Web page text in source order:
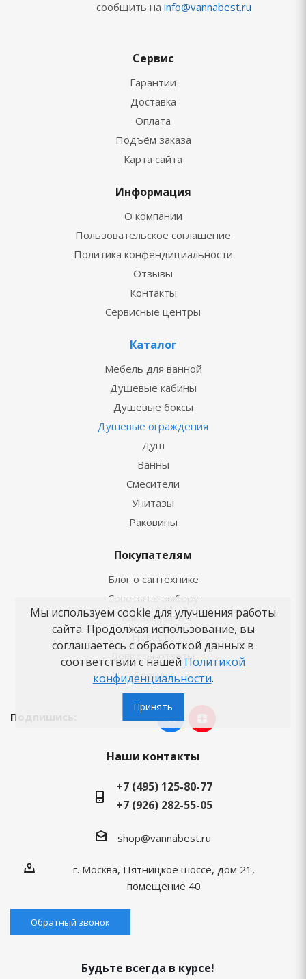
сообщить на info@vannabest.ru
Сервис
Гарантии
Доставка
Оплата
Подъём заказа
Карта сайта
Информация
О компании
Пользовательское соглашение
Политика конфендициальности
Отзывы
Контакты
Сервисные центры
Каталог
Мебель для ванной
Душевые кабины
Душевые боксы
Душевые ограждения
Душ
Ванны
Смесители
Унитазы
Раковины
Покупателям
Блог о сантехнике
Советы по выбору
Как заказать
Новости
Вопросы-ответы
Бренды
Подпишись:
Наши контакты
+7 (495) 125-80-77
+7 (926) 282-55-05
shop@vannabest.ru
г. Москва, Пятницкое шоссе, дом 21,
помещение 40
Обратный звонок
Будьте всегда в курсе!
Мы используем cookie для улучшения работы
сайта. Продолжая использование, вы
соглашаетесь с обработкой данных в
соответствии с нашей Политикой
конфиденциальности.
Принять